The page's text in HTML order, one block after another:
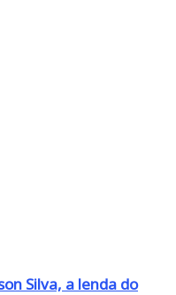
Silva, a lenda do